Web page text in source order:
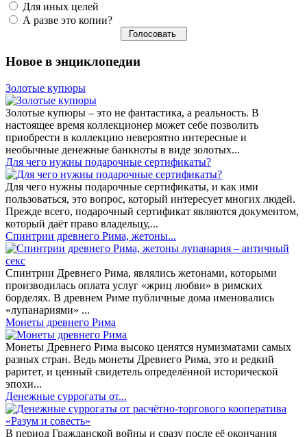
Для иных целей
А разве это копии?
Новое в энциклопедии
Золотые купюры
Золотые купюры – это не фантастика, а реальность. В
настоящее время коллекционер может себе позволить
приобрести в коллекцию невероятно интересные и
необычные денежные банкноты в виде золотых...
​Для чего нужны подарочные сертификаты?
Для чего нужны подарочные сертификаты, и как ими
пользоваться, это вопрос, который интересует многих людей.
Прежде всего, подарочный сертификат являются документом,
который даёт право владельцу,...
Спинтрии древнего Рима, жетоны...
Спинтрии Древнего Рима, являлись жетонами, которыми
производилась оплата услуг «жриц любви» в римских
борделях. В древнем Риме публичные дома именовались
«лупанариями» ...
Монеты древнего Рима
Монеты Древнего Рима высоко ценятся нумизматами самых
разных стран. Ведь монеты Древнего Рима, это и редкий
раритет, и ценный свидетель определённой исторической
эпохи...
Денежные суррогаты от...
В период Гражданской войны и сразу после её окончания